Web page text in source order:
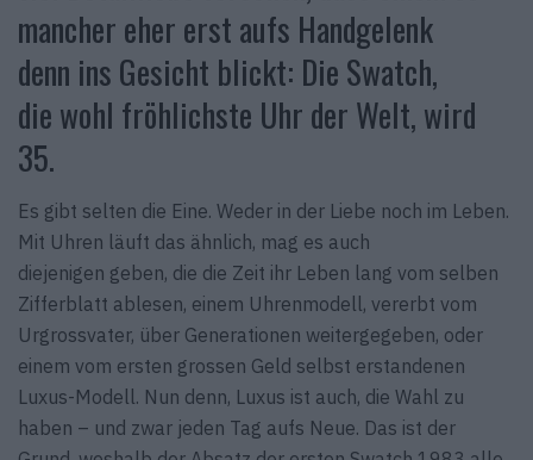
mancher eher erst aufs Handgelenk
denn ins Gesicht blickt: Die Swatch,
die wohl fröhlichste Uhr der Welt, wird
35.
Es gibt selten die Eine. Weder in der Liebe noch im Leben.
Mit Uhren läuft das ähnlich, mag es auch
diejenigen geben, die die Zeit ihr Leben lang vom selben
Zifferblatt ablesen, einem Uhrenmodell, vererbt vom
Urgrossvater, über Generationen weitergegeben, oder
einem vom ersten grossen Geld selbst erstandenen
Luxus-Modell. Nun denn, Luxus ist auch, die Wahl zu
haben – und zwar jeden Tag aufs Neue. Das ist der